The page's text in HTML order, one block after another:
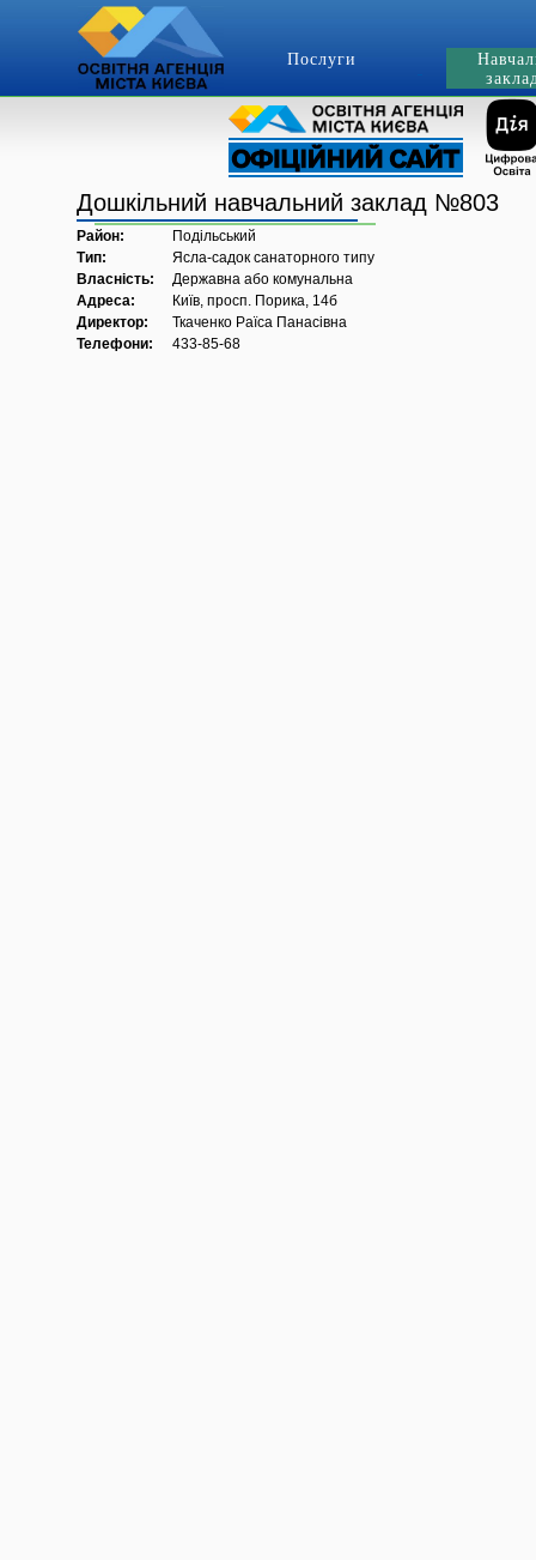
Послуги
Дошкільний навчальний заклад №803
Район:
Подільський
Тип:
Ясла-садок санаторного типу
Власність:
Державна або комунальна
Адреса:
Київ, просп. Порика, 14б
Директор:
Ткаченко Раїса Панасівна
Телефони:
433-85-68